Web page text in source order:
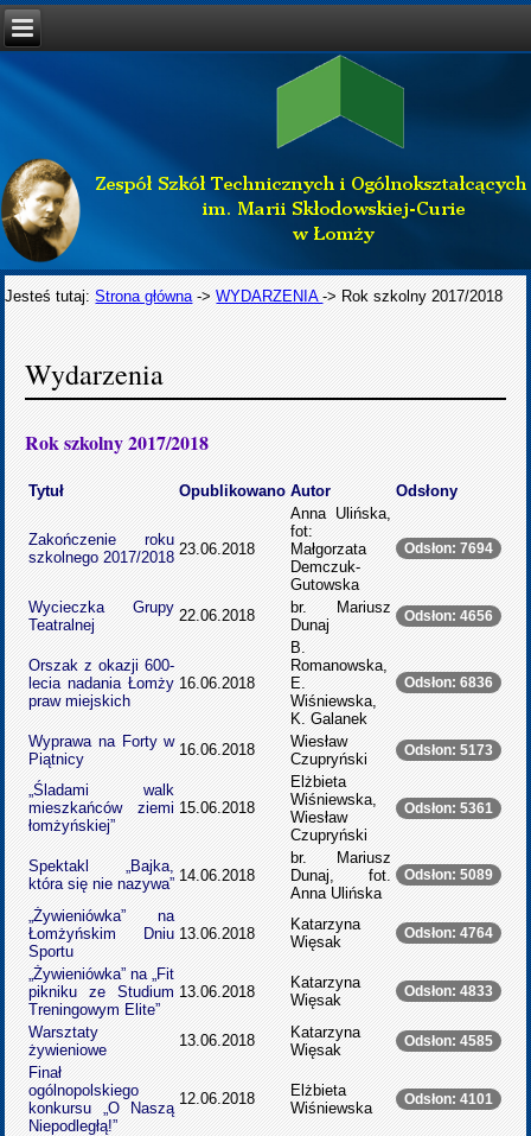
Jesteś tutaj:Strona główna ->WYDARZENIA-> Rok szkolny 2017/2018
Wydarzenia
Rok szkolny 2017/2018
Tytuł Opublikowano Autor Odsłony
Zakończenie roku
szkolnego 2017/2018 23.06.2018
Anna Ulińska,
fot:
Małgorzata
Demczuk-
Gutowska
Odsłon: 7694
Wycieczka Grupy
Teatralnej
22.06.2018
br. Mariusz
Dunaj
Odsłon: 4656
Orszak z okazji 600-
lecia nadania Łomży
praw miejskich
16.06.2018
B.
Romanowska,
E.
Wiśniewska,
K. Galanek
Odsłon: 6836
Wyprawa na Forty w
Piątnicy
16.06.2018
Wiesław
Czupryński
Odsłon: 5173
„Śladami walk
mieszkańców ziemi
łomżyńskiej”
15.06.2018
Elżbieta
Wiśniewska,
Wiesław
Czupryński
Odsłon: 5361
Spektakl „Bajka,
która się nie nazywa” 14.06.2018
br. Mariusz
Dunaj, fot.
Anna Ulińska
Odsłon: 5089
„Żywieniówka” na
Łomżyńskim Dniu
Sportu
13.06.2018
Katarzyna
Więsak
Odsłon: 4764
„Żywieniówka” na „Fit
pikniku ze Studium
Treningowym Elite”
13.06.2018
Katarzyna
Więsak
Odsłon: 4833
Warsztaty
żywieniowe
13.06.2018
Katarzyna
Więsak
Odsłon: 4585
Finał
ogólnopolskiego
konkursu „O Naszą
Niepodległą!”
12.06.2018
Elżbieta
Wiśniewska
Odsłon: 4101